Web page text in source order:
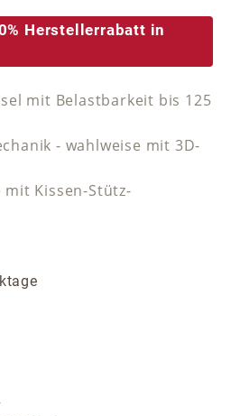
Herstellerrabatt in
mit Belastbarkeit bis 125
- wahlweise mit 3D-
Kissen-Stütz-